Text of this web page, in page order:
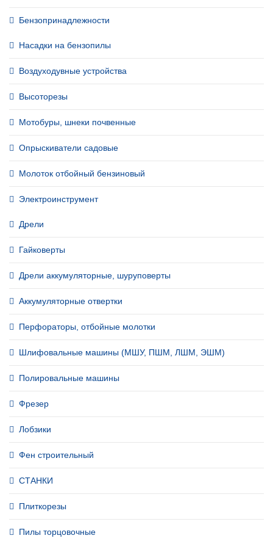
Бензопринадлежности
Насадки на бензопилы
Воздуходувные устройства
Высоторезы
Мотобуры, шнеки почвенные
Опрыскиватели садовые
Молоток отбойный бензиновый
Электроинструмент
Дрели
Гайковерты
Дрели аккумуляторные, шуруповерты
Аккумуляторные отвертки
Перфораторы, отбойные молотки
Шлифовальные машины (МШУ, ПШМ, ЛШМ, ЭШМ)
Полировальные машины
Фрезер
Лобзики
Фен строительный
СТАНКИ
Плиткорезы
Пилы торцовочные